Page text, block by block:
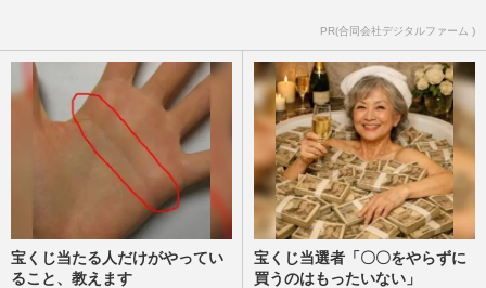
PR(合同会社デジタルファーム )
宝くじ当たる人だけがやってい
ること、教えます
宝くじ当選者「〇〇をやらずに
買うのはもったいない」